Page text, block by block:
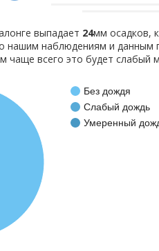
выпадает 24мм осадков,
нашим наблюдениям и данным
чаще всего это будет слабый
Без дождя
Слабый дождь
Умеренный